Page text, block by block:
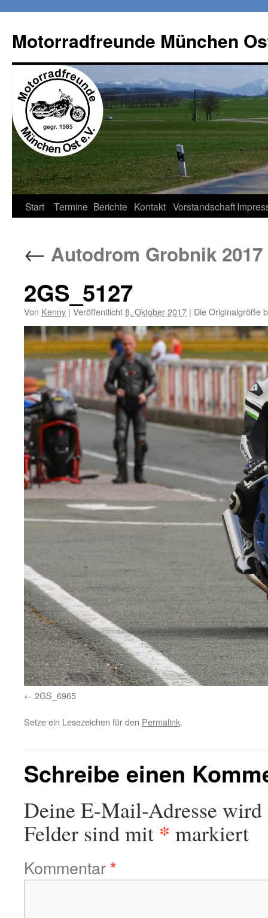
springen
Motorradfreunde München
Start Termine Berichte Kontakt Vorstandschaft
← Autodrom Grobnik 2017
2GS_5127
Von Kenny | Veröffentlicht8. Oktober 2017 | Die Originalgröße
2GS_6965
Setze ein Lesezeichen für den Permalink.
Schreibe einen
Deine E-Mail-Adresse
Felder sind mit * markiert
Kommentar*